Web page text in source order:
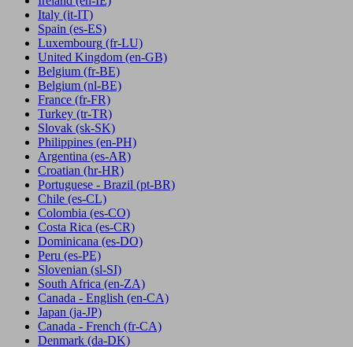
Italy (it-IT)
Spain (es-ES)
Luxembourg (fr-LU)
United Kingdom (en-GB)
Belgium (fr-BE)
Belgium (nl-BE)
France (fr-FR)
Turkey (tr-TR)
Slovak (sk-SK)
Philippines (en-PH)
Argentina (es-AR)
Croatian (hr-HR)
Portuguese - Brazil (pt-BR)
Chile (es-CL)
Colombia (es-CO)
Costa Rica (es-CR)
Dominicana (es-DO)
Peru (es-PE)
Slovenian (sl-SI)
South Africa (en-ZA)
Canada - English (en-CA)
Japan (ja-JP)
Canada - French (fr-CA)
Denmark (da-DK)